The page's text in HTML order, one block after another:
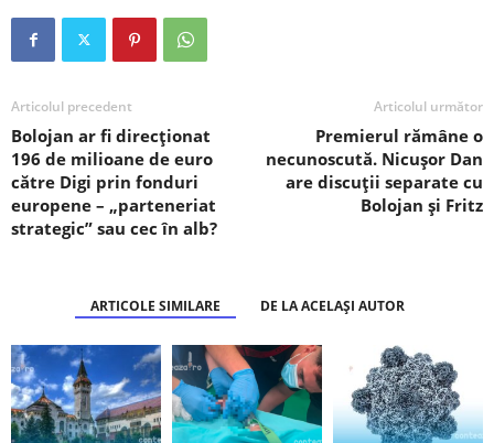
Articolul precedent
Bolojan ar fi direcționat
196 de milioane de euro
către Digi prin fonduri
europene – „parteneriat
strategic” sau cec în alb?
Articolul următor
Premierul rămâne o
necunoscută. Nicușor Dan
are discuții separate cu
Bolojan și Fritz
ARTICOLE SIMILARE DE LA ACELAȘI AUTOR